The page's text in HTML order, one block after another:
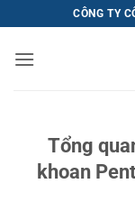
qua
nội
CÔNG TY
Tổng
khoan